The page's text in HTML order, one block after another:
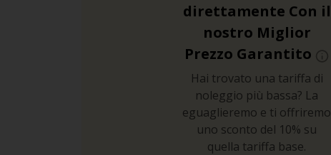
direttamente Con il
nostro Miglior
Prezzo Garantito
Hai trovato una tariffa di
noleggio più bassa? La
eguaglieremo e ti offriremo
uno sconto del 10% su
quella tariffa base.